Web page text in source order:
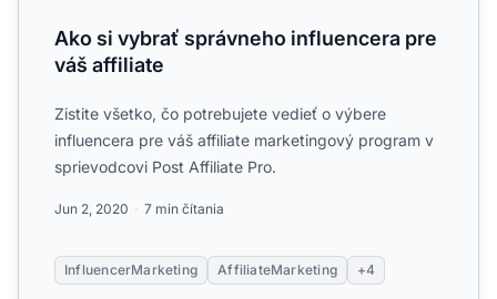
Ako si vybrať správneho influencera pre
váš affiliate
Zistite všetko, čo potrebujete vedieť o výbere
influencera pre váš affiliate marketingový program v
sprievodcovi Post Affiliate Pro.
Jun 2, 2020 7 min čítania
InfluencerMarketing AffiliateMarketing +4